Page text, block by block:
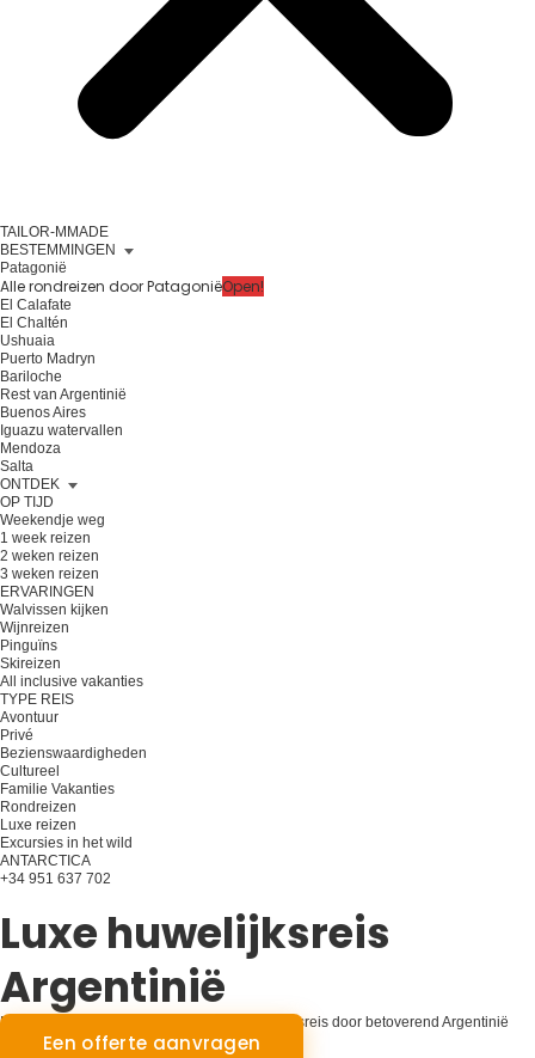
TAILOR-MMADE
BESTEMMINGEN
Patagonië
Alle rondreizen door PatagoniëOpen!
El Calafate
El Chaltén
Ushuaia
Puerto Madryn
Bariloche
Rest van Argentinië
Buenos Aires
Iguazu watervallen
Mendoza
Salta
ONTDEK
OP TIJD
Weekendje weg
1 week reizen
2 weken reizen
3 weken reizen
ERVARINGEN
Walvissen kijken
Wijnreizen
Pinguïns
Skireizen
All inclusive vakanties
TYPE REIS
Avontuur
Privé
Bezienswaardigheden
Cultureel
Familie Vakanties
Rondreizen
Luxe reizen
Excursies in het wild
ANTARCTICA
+34 951 637 702
Luxe huwelijksreis
Argentinië
Begin je voor altijd in elegantie: Luxe huwelijksreis door betoverend Argentinië
Een offerte aanvragen